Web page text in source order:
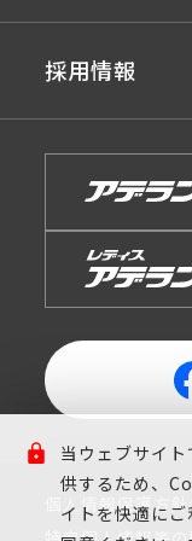
採用情報
個人情報保護方針
当ウェブサイ
供するため、
イトを快適に